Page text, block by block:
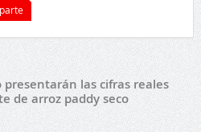
presentarán las cifras reales
de arroz paddy seco